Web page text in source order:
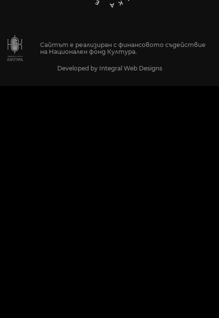
Сайтът е реализиран с финансовото съдействие
на Национален фонд Култура.
Developed by Integral Web Designs